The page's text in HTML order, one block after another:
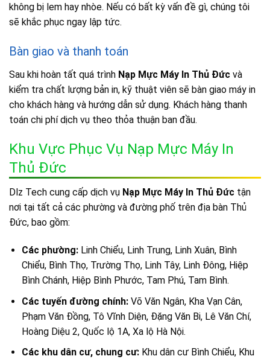
không bị lem hay nhòe. Nếu có bất kỳ vấn đề gì, chúng tôi
sẽ khắc phục ngay lập tức.
Bàn giao và thanh toán
Sau khi hoàn tất quá trình Nạp Mực Máy In Thủ Đức và
kiểm tra chất lượng bản in, kỹ thuật viên sẽ bàn giao máy in
cho khách hàng và hướng dẫn sử dụng. Khách hàng thanh
toán chi phí dịch vụ theo thỏa thuận ban đầu.
Khu Vực Phục Vụ Nạp Mực Máy In
Thủ Đức
Dlz Tech cung cấp dịch vụ Nạp Mực Máy In Thủ Đức tận
nơi tại tất cả các phường và đường phố trên địa bàn Thủ
Đức, bao gồm:
Các phường:Linh Chiểu, Linh Trung, Linh Xuân, Bình
Chiểu, Bình Thọ, Trường Thọ, Linh Tây, Linh Đông, Hiệp
Bình Chánh, Hiệp Bình Phước, Tam Phú, Tam Bình.
Các tuyến đường chính:Võ Văn Ngân, Kha Vạn Cân,
Phạm Văn Đồng, Tô Vĩnh Diện, Đặng Văn Bi, Lê Văn Chí,
Hoàng Diệu 2, Quốc lộ 1A, Xa lộ Hà Nội.
Các khu dân cư, chung cư:Khu dân cư Bình Chiểu, Khu